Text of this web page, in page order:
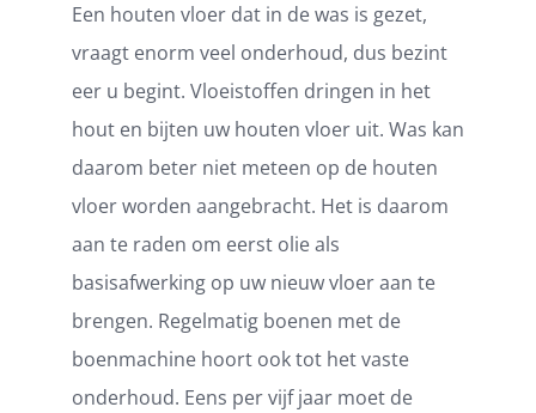
Een houten vloer dat in de was is gezet,
vraagt enorm veel onderhoud, dus bezint
eer u begint. Vloeistoffen dringen in het
hout en bijten uw houten vloer uit. Was kan
daarom beter niet meteen op de houten
vloer worden aangebracht. Het is daarom
aan te raden om eerst olie als
basisafwerking op uw nieuw vloer aan te
brengen. Regelmatig boenen met de
boenmachine hoort ook tot het vaste
onderhoud. Eens per vijf jaar moet de